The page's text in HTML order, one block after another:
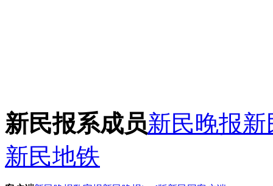
新民报系成员新民晚报新
新民地铁